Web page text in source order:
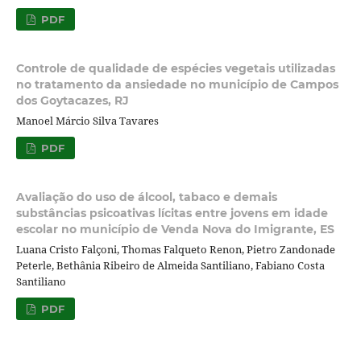
PDF
Controle de qualidade de espécies vegetais utilizadas
no tratamento da ansiedade no município de Campos
dos Goytacazes, RJ
Manoel Márcio Silva Tavares
PDF
Avaliação do uso de álcool, tabaco e demais
substâncias psicoativas lícitas entre jovens em idade
escolar no município de Venda Nova do Imigrante, ES
Luana Cristo Falçoni, Thomas Falqueto Renon, Pietro Zandonade
Peterle, Bethânia Ribeiro de Almeida Santiliano, Fabiano Costa
Santiliano
PDF